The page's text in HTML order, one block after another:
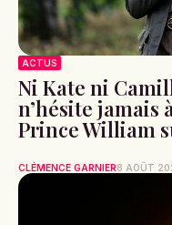
ACTUS
Ni Kate ni
n’hésite jamais
Prince William
CLÉMENCE GARNIER8 AOÛT